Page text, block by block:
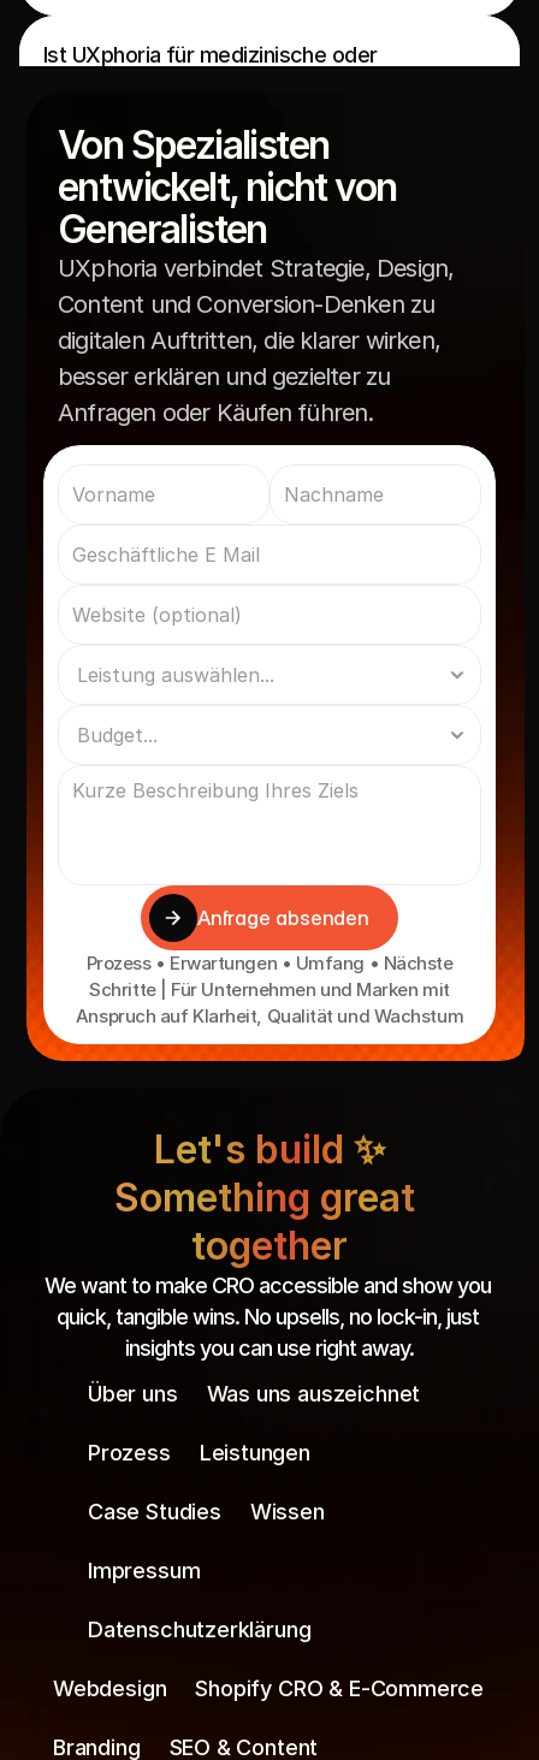
Ist UXphoria für medizinische oder
Gestaltung geht. Medizinische Versprechen
oder fachliche Heilaussagen werden nicht
Wie unterscheidet sich Brand
Execution von Strategie?
sichtbare Regeln um. Dazu gehören Farbe,
Anwendungen. Es geht stärker um
Umsetzung als um Naming oder
Positionierungsworkshops.
Von Spezialisten
entwickelt, nicht von
Generalisten
UXphoria verbindet Strategie, Design,
Content und Conversion-Denken zu
digitalen Auftritten, die klarer wirken,
besser erklären und gezielter zu
Anfragen oder Käufen führen.
Anfrage absenden
Prozess • Erwartungen • Umfang • Nächste
Schritte | Für Unternehmen und Marken mit
Anspruch auf Klarheit, Qualität und Wachstum
Let's build ✨
Something great
together
We want to make CRO accessible and show you
quick, tangible wins. No upsells, no lock-in, just
insights you can use right away.
Über uns
Was uns auszeichnet
Prozess Leistungen
Case Studies Wissen
Impressum
Datenschutzerklärung
Webdesign Shopify CRO & E-Commerce
Branding SEO & Content